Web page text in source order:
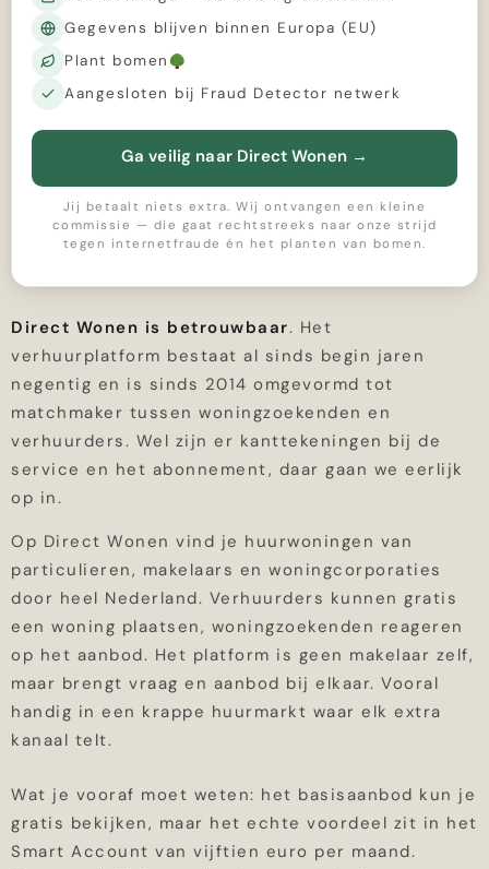
Gegevens blijven binnen Europa (EU)
Plant bomen
Aangesloten bij Fraud Detector netwerk
Ga veilig naar Direct Wonen→
Jij betaalt niets extra. Wij ontvangen een kleine
commissie — die gaat rechtstreeks naar onze strijd
tegen internetfraude én het planten van bomen.
Direct Wonen is betrouwbaar. Het
verhuurplatform bestaat al sinds begin jaren
negentig en is sinds 2014 omgevormd tot
matchmaker tussen woningzoekenden en
verhuurders. Wel zijn er kanttekeningen bij de
service en het abonnement, daar gaan we eerlijk
op in.
Op Direct Wonen vind je huurwoningen van
particulieren, makelaars en woningcorporaties
door heel Nederland. Verhuurders kunnen gratis
een woning plaatsen, woningzoekenden reageren
op het aanbod. Het platform is geen makelaar zelf,
maar brengt vraag en aanbod bij elkaar. Vooral
handig in een krappe huurmarkt waar elk extra
kanaal telt.
Wat je vooraf moet weten: het basisaanbod kun je
gratis bekijken, maar het echte voordeel zit in het
Smart Account van vijftien euro per maand.